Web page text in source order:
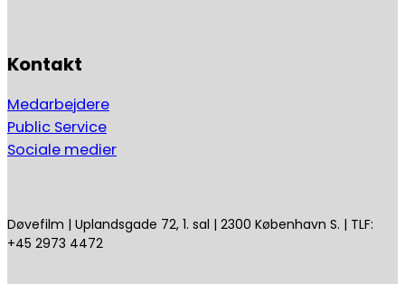
Kontakt
Medarbejdere
Public Service
Sociale medier
Døvefilm | Uplandsgade 72, 1. sal | 2300 København S. | TLF:
+45 2973 4472